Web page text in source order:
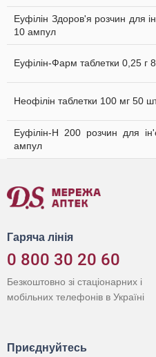
Еуфілін Здоров'я розчин для
10 ампул
Еуфілін-Фарм таблетки 0,25 г
Неофілін таблетки 100 мг 50
Еуфілін-Н 200 розчин для
ампул
Гаряча лінія
0 800 30 20 60
Безкоштовно зі стаціонарних і
мобільних телефонів в Україні
Приєднуйтесь